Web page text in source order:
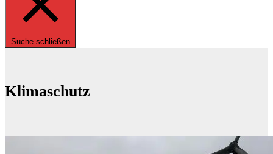
Suche schließen
Klimaschutz